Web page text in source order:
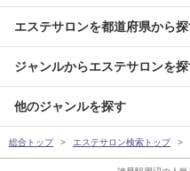
エステサロンを都道府県から
ジャンルからエステサロンを
他のジャンルを探す
総合トップ エステサロン検索トップ